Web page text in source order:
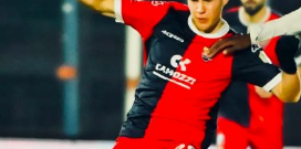
casa
un
pareggio